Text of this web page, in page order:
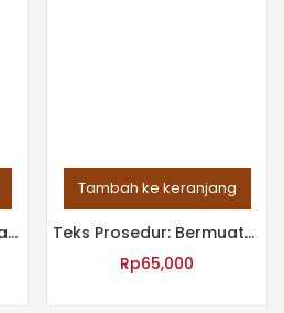
Tokoh-Tokoh Berpengaruh di Kepulauan Sapeken
Tambah ke keranjang
Teks Prosedur: Bermuatan Tata Cara dan Pelayanan Untuk SMK
Rp65,000